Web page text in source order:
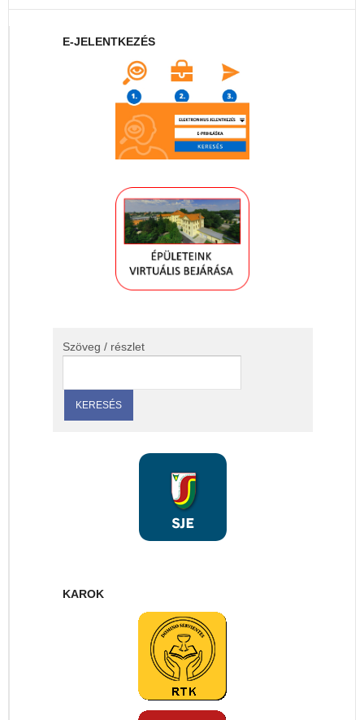
E-JELENTKEZÉS
Szöveg / részlet
KAROK